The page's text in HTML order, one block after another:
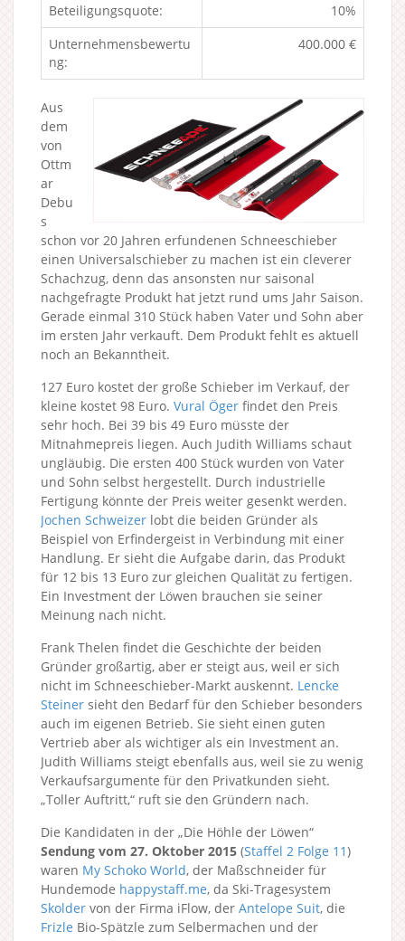
Beteiligungsquote:
10%
Unternehmensbewertu
ng:
400.000 €
Aus
dem
von
Ottm
ar
Debu
s
schon vor 20 Jahren erfundenen Schneeschieber
einen Universalschieber zu machen ist ein cleverer
Schachzug, denn das ansonsten nur saisonal
nachgefragte Produkt hat jetzt rund ums Jahr Saison.
Gerade einmal 310 Stück haben Vater und Sohn aber
im ersten Jahr verkauft. Dem Produkt fehlt es aktuell
noch an Bekanntheit.
127 Euro kostet der große Schieber im Verkauf, der
kleine kostet 98 Euro. Vural Öger findet den Preis
sehr hoch. Bei 39 bis 49 Euro müsste der
Mitnahmepreis liegen. Auch Judith Williams schaut
ungläubig. Die ersten 400 Stück wurden von Vater
und Sohn selbst hergestellt. Durch industrielle
Fertigung könnte der Preis weiter gesenkt werden.
Jochen Schweizer lobt die beiden Gründer als
Beispiel von Erfindergeist in Verbindung mit einer
Handlung. Er sieht die Aufgabe darin, das Produkt
für 12 bis 13 Euro zur gleichen Qualität zu fertigen.
Ein Investment der Löwen brauchen sie seiner
Meinung nach nicht.
Frank Thelen findet die Geschichte der beiden
Gründer großartig, aber er steigt aus, weil er sich
nicht im Schneeschieber-Markt auskennt. Lencke
Steiner sieht den Bedarf für den Schieber besonders
auch im eigenen Betrieb. Sie sieht einen guten
Vertrieb aber als wichtiger als ein Investment an.
Judith Williams steigt ebenfalls aus, weil sie zu wenig
Verkaufsargumente für den Privatkunden sieht.
„Toller Auftritt,“ ruft sie den Gründern nach.
Die Kandidaten in der „Die Höhle der Löwen“
Sendung vom 27. Oktober 2015 (Staffel 2 Folge 11)
waren My Schoko World, der Maßschneider für
Hundemode happystaff.me, da Ski-Tragesystem
Skolder von der Firma iFlow, der Antelope Suit, die
Frizle Bio-Spätzle zum Selbermachen und der